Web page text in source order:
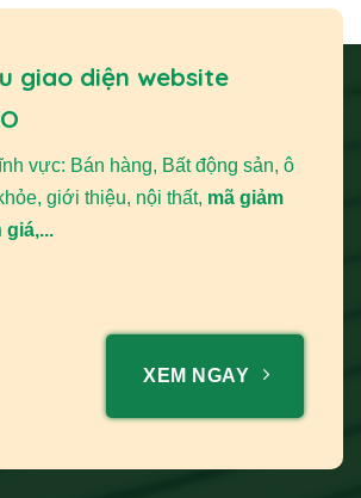
giao diện website
vực: Bán hàng, Bất động sản, ô
giới thiệu, nội thất, mã giảm
giá,...
XEM NGAY